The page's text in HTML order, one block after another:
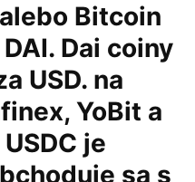
Bitcoin
Dai coiny
USD. na
YoBit a
je
sa s